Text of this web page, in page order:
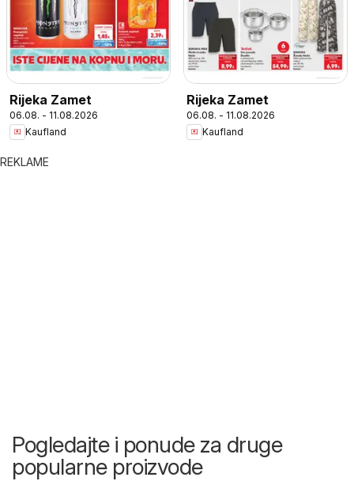
Rijeka Zamet
06.08. - 11.08.2026
Kaufland
Rijeka Zamet
06.08. - 11.08.2026
Kaufland
REKLAME
Pogledajte i ponude za druge
popularne proizvode